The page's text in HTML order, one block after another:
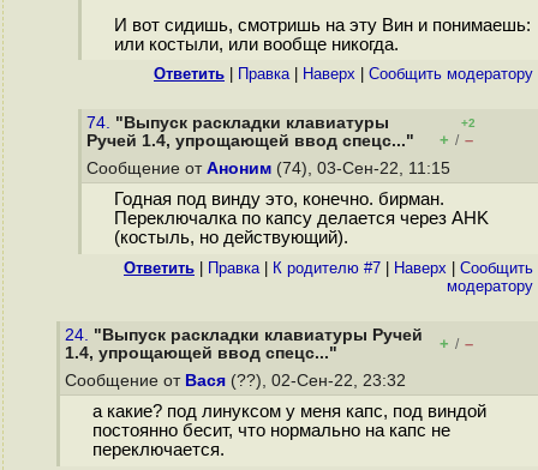
И вот сидишь, смотришь на эту Вин и понимаешь:
или костыли, или вообще никогда.
Ответить Правка| Наверх Cообщить модератору
74. "Выпуск раскладки клавиатуры
Ручей 1.4, упрощающей ввод спецс..."
+2
+ / –
Сообщение от Аноним (74), 03-Сен-22, 11:15
Годная под винду это, конечно. бирман.
Переключалка по капсу делается через AHK
(костыль, но действующий).
Ответить Правка| К родителю #7 Наверх
Cообщить
модератору
24. "Выпуск раскладки клавиатуры Ручей
1.4, упрощающей ввод спецс..."
+ / –
Сообщение от Вася (??), 02-Сен-22, 23:32
а какие? под линуксом у меня капс, под виндой
постоянно бесит, что нормально на капс не
переключается.